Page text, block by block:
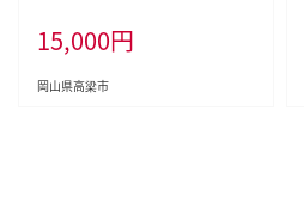
太郎御一行 2026年 先行予約
15,000円
岡山県高梁市